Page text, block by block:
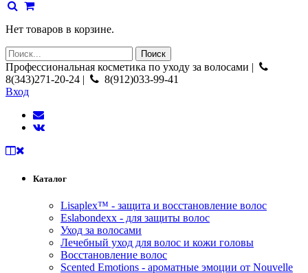
Нет товаров в корзине.
Профессиональная косметика по уходу за волосами |
8(343)271-20-24 |
8(912)033-99-41
Вход
Каталог
Lisaplex™ - защита и восстановление волос
Eslabondexx - для защиты волос
Уход за волосами
Лечебный уход для волос и кожи головы
Восстановление волос
Scented Emotions - ароматные эмоции от Nouvelle